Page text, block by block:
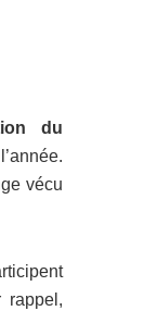
du
vécu
rappel,